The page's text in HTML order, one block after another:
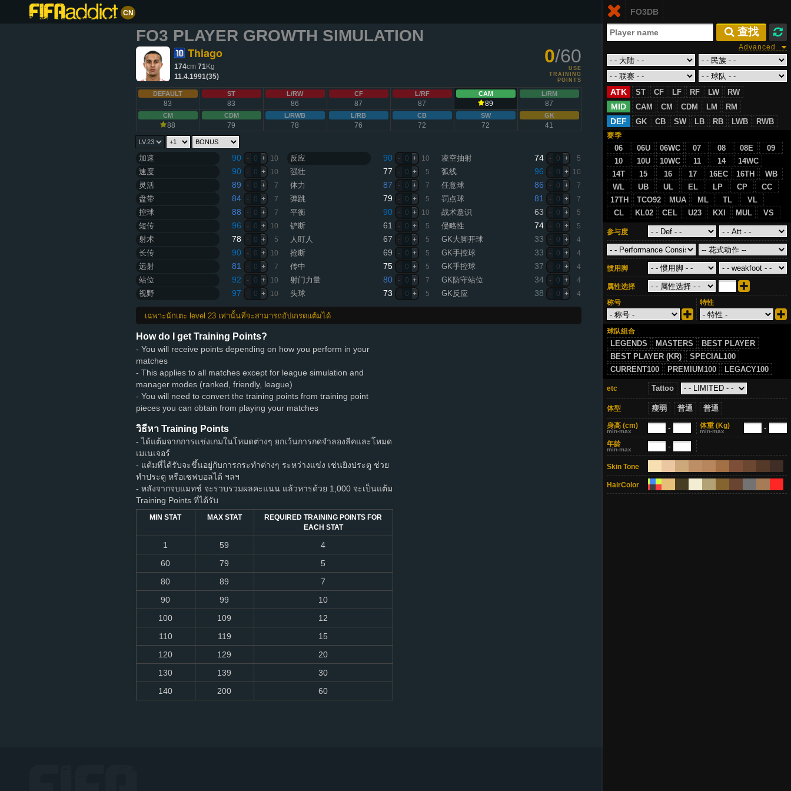
CN CN
FO3DB
查找
Advanced
ATK ST CF LF RF LW RW
MID CAM CM CDM LM RM
DEF GK CB SW LB RB LWB RWB
赛季
06 06U 06WC 07 08 08E
09
10
10U 10WC 11 14
14WC
14T
15 16 17 16EC 16TH
WB
WL
UB UL EL LP CP
CC
17TH
TCO92 MUA ML TL
VL
CL
KL02 CEL U23 KXI MUL VS
参与度
惯用脚
属性选择
称号
特性
球队组合
LEGENDS MASTERS
BEST PLAYER
BEST PLAYER (KR)
SPECIAL100
CURRENT100
PREMIUM100 LEGACY100
etc Tattoo
体型 瘦弱 普通 普通
身高 (cm)
min-max - 体重 (Kg)
min-max -
年龄
min-max -
Skin Tone
HairColor
FO3 PLAYER GROWTH SIMULATION
Thiago
174cm71Kg
11.4.1991(35)
0/60
USE
TRAINING
POINTS
DEFAULT
83
ST
83
L/RW
86
CF
87
L/RF
87
CAM
89
L/RM
87
CM
88
CDM
79
L/RWB
78
L/RB
76
CB
72
SW
72
GK
41
加速 90 - 0 + 10
速度 90 - 0 + 10
灵活 89 - 0 + 7
盘带 84 - 0 + 7
控球 88 - 0 + 7
短传 96 - 0 + 10
射术 78 - 0 + 5
长传 90 - 0 + 10
远射 81 - 0 + 7
站位 92 - 0 + 10
视野 97 - 0 + 10
反应 90 - 0 + 10
强壮 77 - 0 + 5
体力 87 - 0 + 7
弹跳 79 - 0 + 5
平衡 90 - 0 + 10
铲断 61 - 0 + 5
人盯人 67 - 0 + 5
抢断 69 - 0 + 5
传中 75 - 0 + 5
射门力量 80 - 0 + 7
头球 73 - 0 + 5
凌空抽射 74 - 0 + 5
弧线 96 - 0 + 10
任意球 86 - 0 + 7
罚点球 81 - 0 + 7
战术意识 63 - 0 + 5
侵略性 74 - 0 + 5
GK大脚开球 33 - 0 + 4
GK手控球 33 - 0 + 4
GK手控球 37 - 0 + 4
GK防守站位 34 - 0 + 4
GK反应 38 - 0 + 4
เฉพาะนักเตะ level 23 เท่านั้นที่จะสามารถอัปเกรดแต้มได้
How do I get Training Points?
- You will receive points depending on how you perform in your
matches
- This applies to all matches except for league simulation and
manager modes (ranked, friendly, league)
- You will need to convert the training points from training point
pieces you can obtain from playing your matches
วิธีหา Training Points
- ได้แต้มจากการแข่งเกมในโหมดต่างๆ ยกเว้นการกดจำลองลีคและโหมด
เมเนเจอร์
- แต้มที่ได้รับจะขึ้นอยู่กับการกระทำต่างๆ ระหว่างแข่ง เช่นยิงประตู ช่วย
ทำประตู หรือเซฟบอลได้ ฯลฯ
- หลังจากจบแมทช์ จะรวบรวมผลคะแนน แล้วหารด้วย 1,000 จะเป็นแต้ม
Training Points ที่ได้รับ
MIN STAT MAX STAT
REQUIRED TRAINING POINTS FOR
EACH STAT
1 59
4
60
79
5
80
89
7
90
99
10
100
109
12
110
119
15
120
129
20
130
139
30
140
200 60